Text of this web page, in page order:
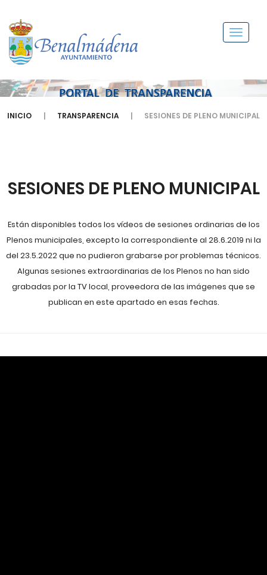
Menú
INICIO TRANSPARENCIA SESIONES DE PLENO MUNICIPAL
SESIONES DE PLENO MUNICIPAL
Están disponibles todos los vídeos de sesiones ordinarias de los
Plenos municipales, excepto la correspondiente al 28.6.2019 ni la
del 23.5.2022 que no pudieron grabarse por problemas técnicos.
Algunas sesiones extraordinarias de los Plenos no han sido
grabadas por la TV local, proveedora de las imágenes que se
publican en este apartado en esas fechas.